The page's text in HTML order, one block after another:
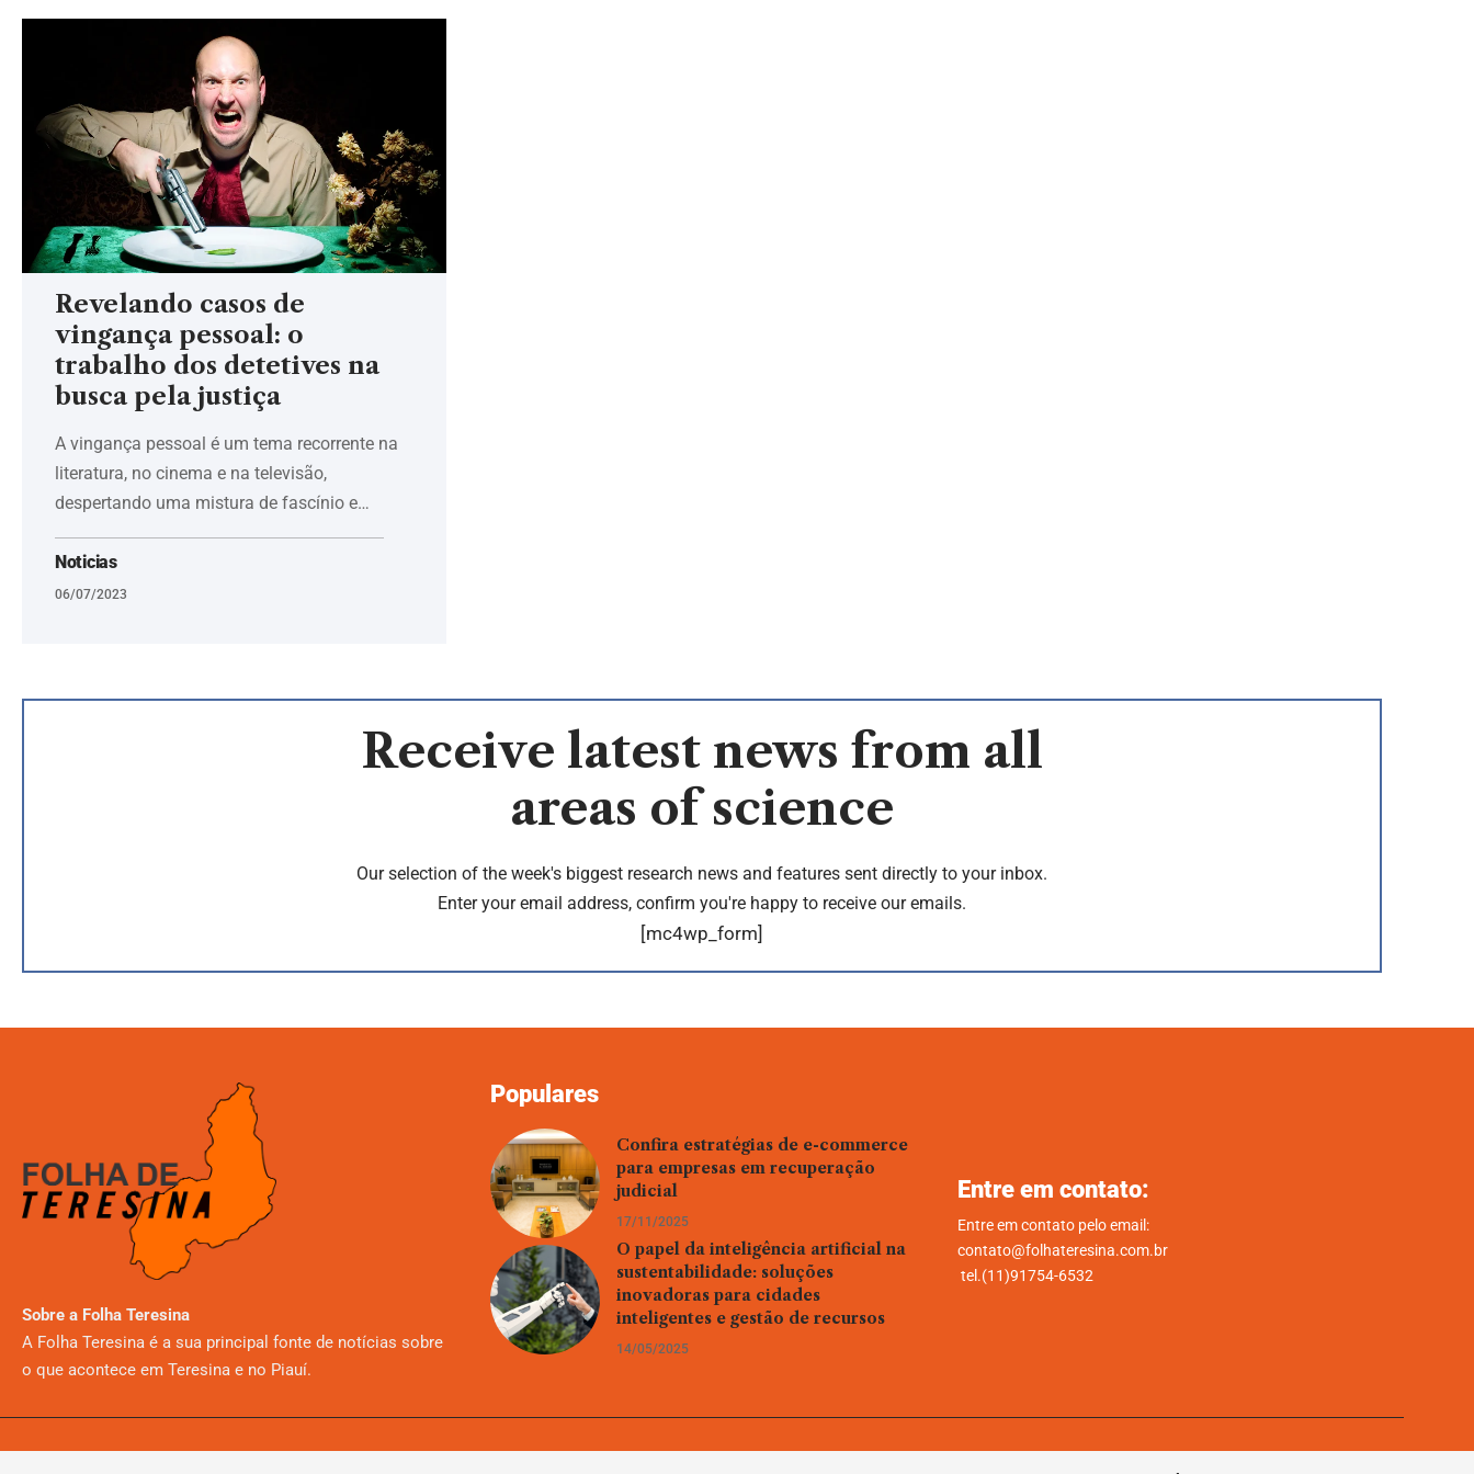
Revelando casos de
vingança pessoal: o
trabalho dos detetives na
busca pela justiça
A vingança pessoal é um tema recorrente na
literatura, no cinema e na televisão,
despertando uma mistura de fascínio e…
Noticias
06/07/2023
Receive latest news from all
areas of science
Our selection of the week's biggest research news and features sent directly to your inbox.
Enter your email address, confirm you're happy to receive our emails.
[mc4wp_form]
Sobre a Folha Teresina
A Folha Teresina é a sua principal fonte de notícias sobre
o que acontece em Teresina e no Piauí.
Populares
Confira estratégias de e-commerce
para empresas em recuperação
judicial
17/11/2025
O papel da inteligência artificial na
sustentabilidade: soluções
inovadoras para cidades
inteligentes e gestão de recursos
14/05/2025
Entre em contato:
Entre em contato pelo email:
contato@folhateresina.com.br
tel.(11)91754-6532